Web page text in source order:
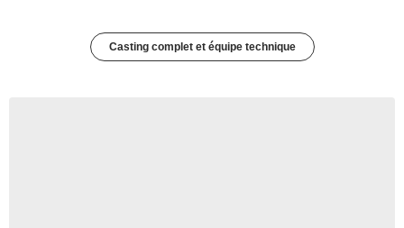
Casting complet et équipe technique